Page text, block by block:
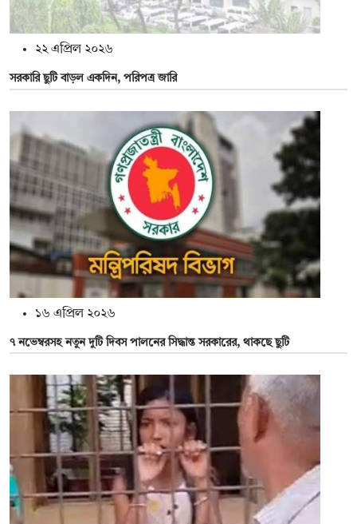
২২ এপ্রিল ২০২৬
সরকারি ছুটি বাড়ল একদিন, পরিপত্র জারি
১৬ এপ্রিল ২০২৬
৭ নভেম্বরসহ নতুন দুটি দিবস পালনের সিদ্ধান্ত সরকারের, থাকছে ছুটি